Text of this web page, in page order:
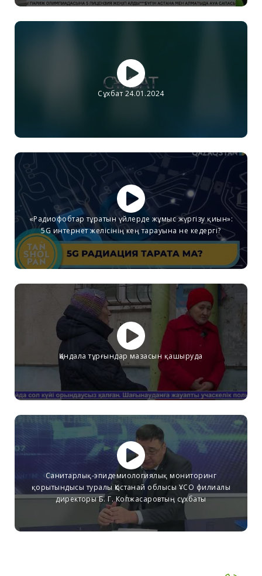
Сұхбат 24.01.2024
«Радиофобтар тұратын үйлерде жұмыс жүргізу қиын»:
5G интернет желісінің кең тарауына не кедергі?
Қандала тұрғындар мазасын қашыруда
Санитарлық-эпидемиологиялық мониторинг
қорытындысы туралы Қостанай облысы ҰСО филиалы
директоры Б. Г. Копжасаровтың сұхбаты